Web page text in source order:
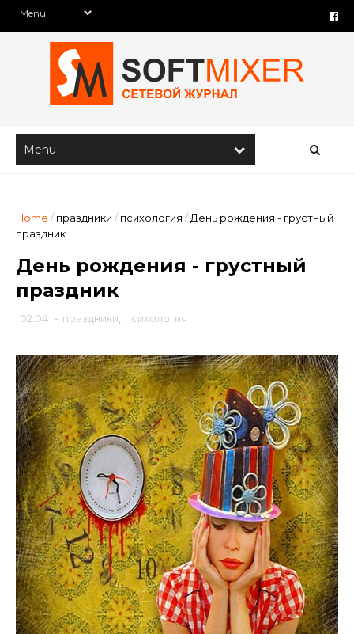
Home / праздники / психология / День рождения - грустный
праздник
День рождения - грустный
праздник
02:04 - праздники психология